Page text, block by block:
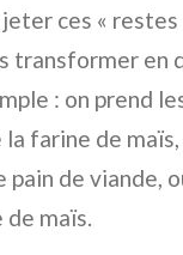
ces « restes
transformer en
: on prend
la farine de
pain de viande,
de maïs.